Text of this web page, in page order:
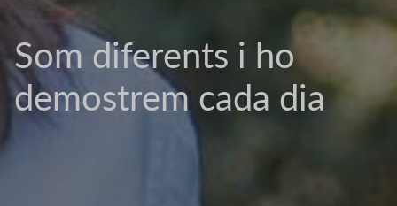
Som diferents i ho
demostrem cada dia